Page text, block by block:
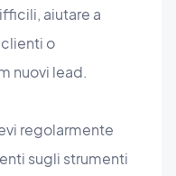
aiutare a
o
nuovi lead.
regolarmente
sugli strumenti